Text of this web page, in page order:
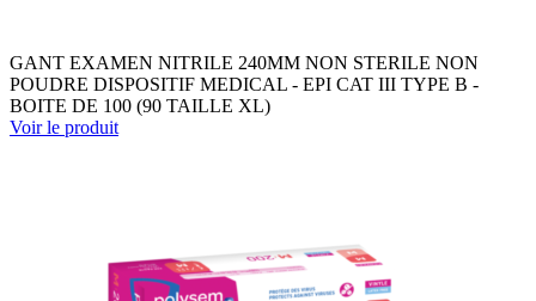
GANT EXAMEN NITRILE 240MM NON STERILE NON
POUDRE DISPOSITIF MEDICAL - EPI CAT III TYPE B -
BOITE DE 100 (90 TAILLE XL)
Voir le produit